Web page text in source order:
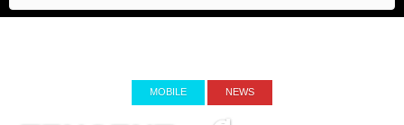
navigation
MOBILE NEWS